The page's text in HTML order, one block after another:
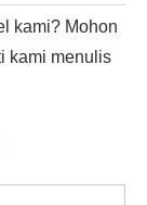
kami? Mohon
kami menulis